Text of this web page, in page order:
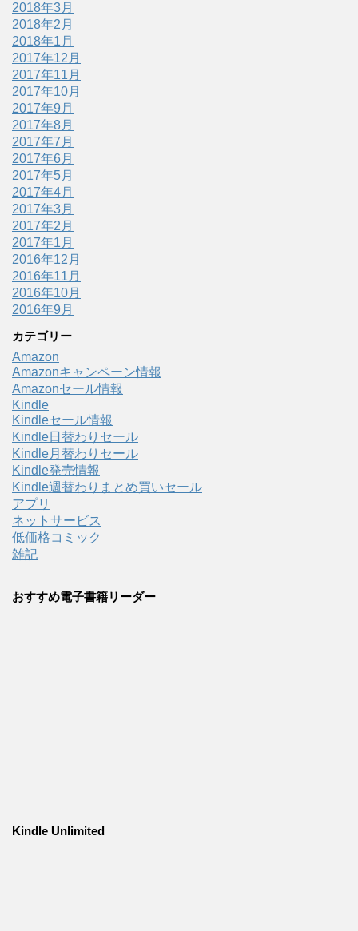
2018年3月
2018年2月
2018年1月
2017年12月
2017年11月
2017年10月
2017年9月
2017年8月
2017年7月
2017年6月
2017年5月
2017年4月
2017年3月
2017年2月
2017年1月
2016年12月
2016年11月
2016年10月
2016年9月
カテゴリー
Amazon
Amazonキャンペーン情報
Amazonセール情報
Kindle
Kindleセール情報
Kindle日替わりセール
Kindle月替わりセール
Kindle発売情報
Kindle週替わりまとめ買いセール
アプリ
ネットサービス
低価格コミック
雑記
おすすめ電子書籍リーダー
Kindle Unlimited